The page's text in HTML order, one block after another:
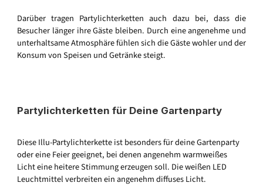
Darüber tragen Partylichterketten auch dazu bei, dass die
Besucher länger ihre Gäste bleiben. Durch eine angenehme und
unterhaltsame Atmosphäre fühlen sich die Gäste wohler und der
Konsum von Speisen und Getränke steigt.
Partylichterketten für Deine Gartenparty
Diese Illu-Partylichterkette ist besonders für deine Gartenparty
oder eine Feier geeignet, bei denen angenehm warmweißes
Licht eine heitere Stimmung erzeugen soll. Die weißen LED
Leuchtmittel verbreiten ein angenehm diffuses Licht.